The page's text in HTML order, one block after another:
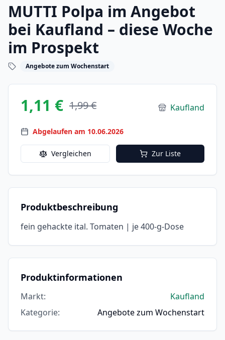
MUTTI Polpa im Angebot
bei Kaufland – diese Woche
im Prospekt
Angebote zum Wochenstart
1,11 € 1,99 € Kaufland
Abgelaufen am 10.06.2026
Vergleichen Zur Liste
Produktbeschreibung
fein gehackte ital. Tomaten | je 400-g-Dose
Produktinformationen
Markt:
Kaufland
Kategorie: Angebote zum Wochenstart